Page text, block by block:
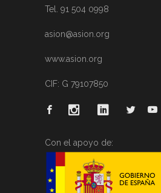
Tel. 91 504 0998
asion@asion.org
www.asion.org
CIF: G 79107850
Con el apoyo de: